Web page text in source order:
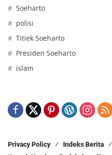
Soeharto
polisi
Titiek Soeharto
Presiden Soeharto
islam
Privacy Policy Indeks Berita